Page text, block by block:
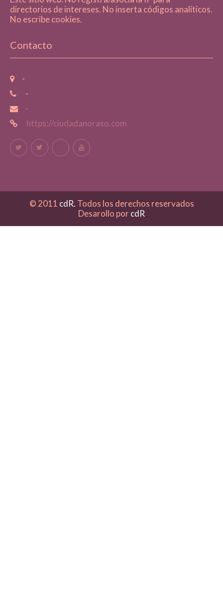
directorios de intereses. No inserta códigos analíticos.
No escribe cookies.
Contacto
-
-
-
https://ciudadanoraso.com
© 2011 cdR. Todos los derechos reservados
Desarollo porcdR